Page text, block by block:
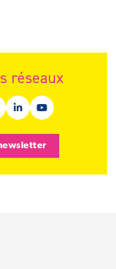
réseaux
fenêtre)fenêtre)
(nouvelle fenêtre)
(nouvelle fenêtre)
Linkedin (nouvelle
Youtube